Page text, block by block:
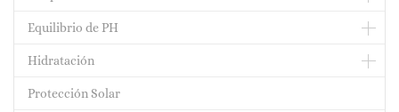
Equilibrio de PH
Hidratación
Protección Solar